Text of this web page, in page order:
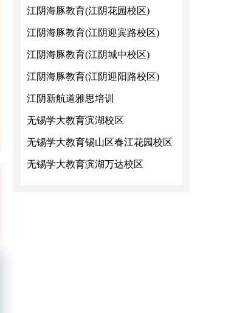
江阴海豚教育(江阴花园校区)
江阴海豚教育(江阴迎宾路校区)
江阴海豚教育(江阴城中校区)
江阴海豚教育(江阴迎阳路校区)
江阴新航道雅思培训
无锡学大教育滨湖校区
无锡学大教育锡山区春江花园校区
无锡学大教育滨湖万达校区